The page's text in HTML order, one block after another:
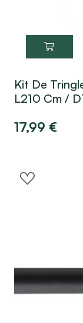
Kit De
L210 Cm /
17,99 €